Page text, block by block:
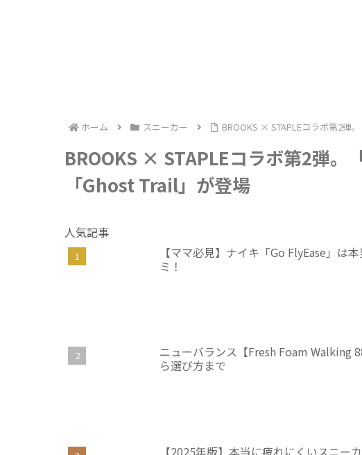
ホーム スニーカー BROOKS × STAPLEコラボ第2弾
BROOKS × STAPLEコラボ第2弾。
「Ghost Trail」が登場
人気記事
【ママ必見】ナイキ「Go FlyEase」は
ミ！
ニューバランス【Fresh Foam Walking
ら選び方まで
【2025年版】本当に疲れにくいスニー